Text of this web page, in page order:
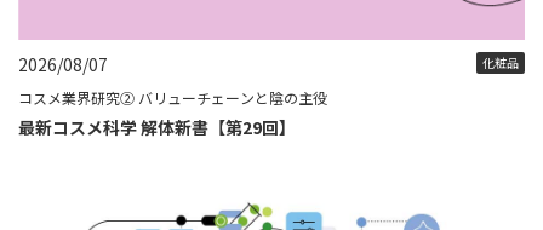
2026/08/07 化粧品
コスメ業界研究② バリューチェーンと陰の主役
最新コスメ科学 解体新書【第29回】